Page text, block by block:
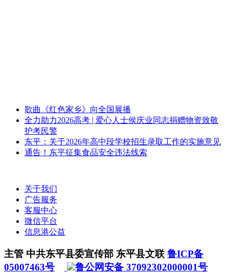
歌曲《红色家乡》向全国展播
全力助力2026高考 | 爱心人士侯庆业同志捐赠物资致敬
护考民警
东平：关于2026年高中段学校招生录取工作的实施意见
通告！东平征集食品安全违法线索
关于我们
广告服务
客服中心
微信平台
信息港公益
主管 中共东平县委宣传部 东平县文联 鲁ICP备
05007463号
鲁公网安备 37092302000001号